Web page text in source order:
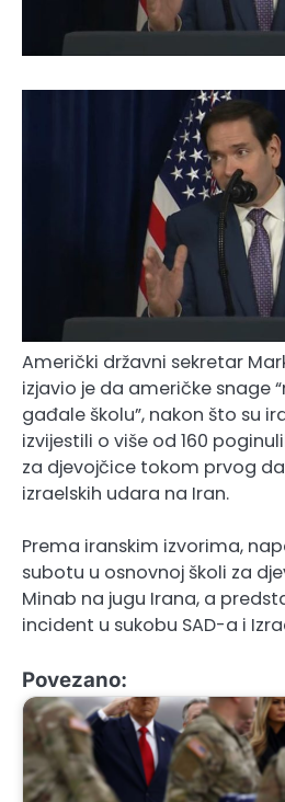
Američki državni sekretar
izjavio je da američke snage
gađale školu”, nakon što su
izvijestili o više od 160
za djevojčice tokom prvog
izraelskih udara na Iran.
Prema iranskim izvorima,
subotu u osnovnoj školi za
Minab na jugu Irana, a
incident u sukobu SAD-a i
Povezano: